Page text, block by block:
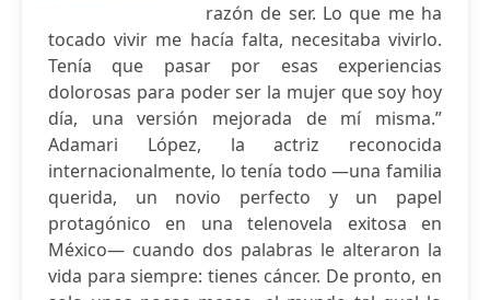
razón de ser. Lo que me ha
tocado vivir me hacía falta, necesitaba vivirlo.
Tenía que pasar por esas experiencias
dolorosas para poder ser la mujer que soy hoy
día, una versión mejorada de mí misma.”
Adamari López, la actriz reconocida
internacionalmente, lo tenía todo —una familia
querida, un novio perfecto y un papel
protagónico en una telenovela exitosa en
México— cuando dos palabras le alteraron la
vida para siempre: tienes cáncer. De pronto, en